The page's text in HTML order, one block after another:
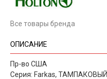
Все товары бренда
ОПИСАНИЕ
Пр-во США
Серия: Farkas, ТАМПАКОВЫЙ